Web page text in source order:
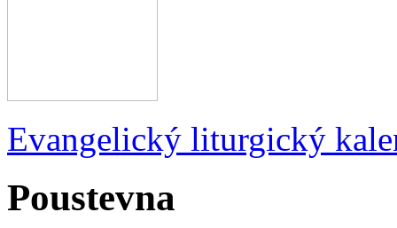
Evangelický liturgický
Poustevna